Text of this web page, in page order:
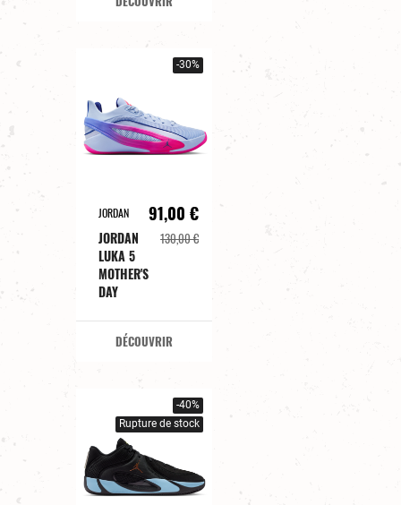
-30%
JORDAN
JORDAN
LUKA 5
MOTHER'S
DAY
91,00 €
130,00 €
DÉCOUVRIR
-40%
Rupture de stock